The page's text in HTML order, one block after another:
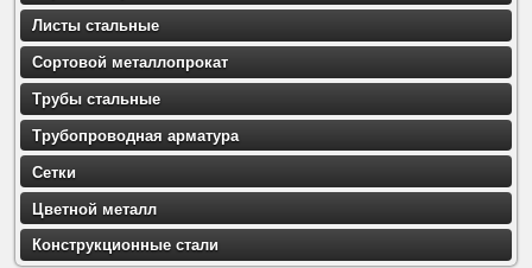
Листы стальные
Сортовой металлопрокат
Трубы стальные
Трубопроводная арматура
Сетки
Цветной металл
Конструкционные стали